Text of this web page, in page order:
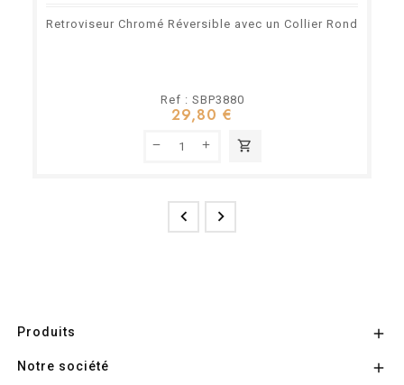
Retroviseur Chromé Réversible avec un Collier Rond
Ref : SBP3880
29,80 €
shopping_cart
 
Produits 
Notre société 